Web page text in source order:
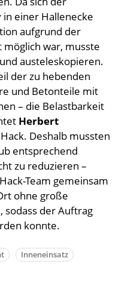
in einer Hallenecke
aufgrund der
möglich war, musste
austeleskopieren.
der zu hebenden
und Betonteile mit
– die Belastbarkeit
Herbert
Deshalb mussten
entsprechend
zu reduzieren –
Team gemeinsam
ohne große
sodass der Auftrag
konnte.
Inneneinsatz